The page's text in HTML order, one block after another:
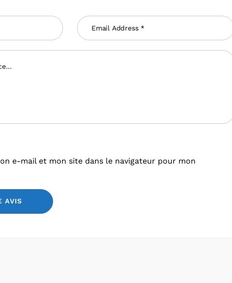
e-mail et mon site dans le navigateur pour mon